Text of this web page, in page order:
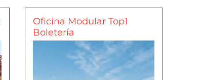
Oficina Modular Top1
Boletería